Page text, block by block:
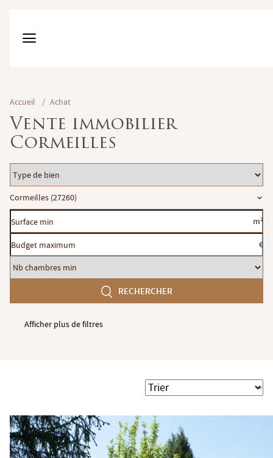
Accueil / Achat
Vente immobilier
Cormeilles
Type
de
bien
Localisation
Cormeilles (27260)
Surface
min
m²
Budget
maximum
€
Nb
chambres
RECHERCHER
Afficher plus de filtres
Garages / Parking
Terrasse
Jardin
Trier